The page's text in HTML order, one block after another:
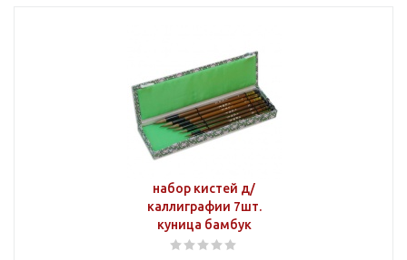
набор кистей д/
каллиграфии 7шт.
куница бамбук